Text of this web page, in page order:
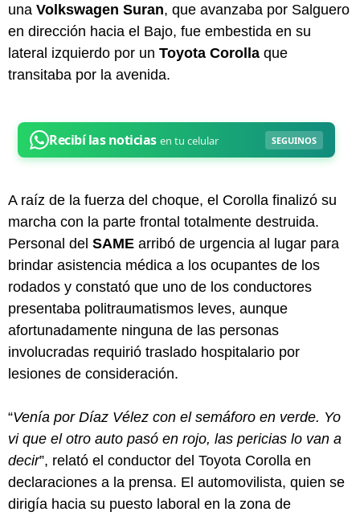
una Volkswagen Suran, que avanzaba por Salguero
en dirección hacia el Bajo, fue embestida en su
lateral izquierdo por un Toyota Corolla que
transitaba por la avenida.
A raíz de la fuerza del choque, el Corolla finalizó su
marcha con la parte frontal totalmente destruida.
Personal del SAME arribó de urgencia al lugar para
brindar asistencia médica a los ocupantes de los
rodados y constató que uno de los conductores
presentaba politraumatismos leves, aunque
afortunadamente ninguna de las personas
involucradas requirió traslado hospitalario por
lesiones de consideración.
“Venía por Díaz Vélez con el semáforo en verde. Yo
vi que el otro auto pasó en rojo, las pericias lo van a
decir”, relató el conductor del Toyota Corolla en
declaraciones a la prensa. El automovilista, quien se
dirigía hacia su puesto laboral en la zona de